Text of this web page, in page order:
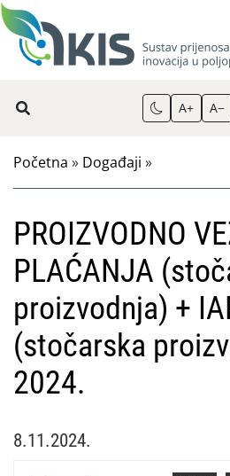
A+ A−
Početna » Događaji »
PROIZVODNO
PLAĆANJA
proizvodnja) +
(stočarska
2024.
8.11.2024.